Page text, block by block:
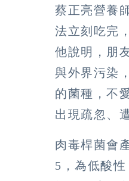
蔡正亮營養
法立刻吃完
他說明，朋
與外界污染
的菌種，不
出現疏忽、
肉毒桿菌會
5，為低酸